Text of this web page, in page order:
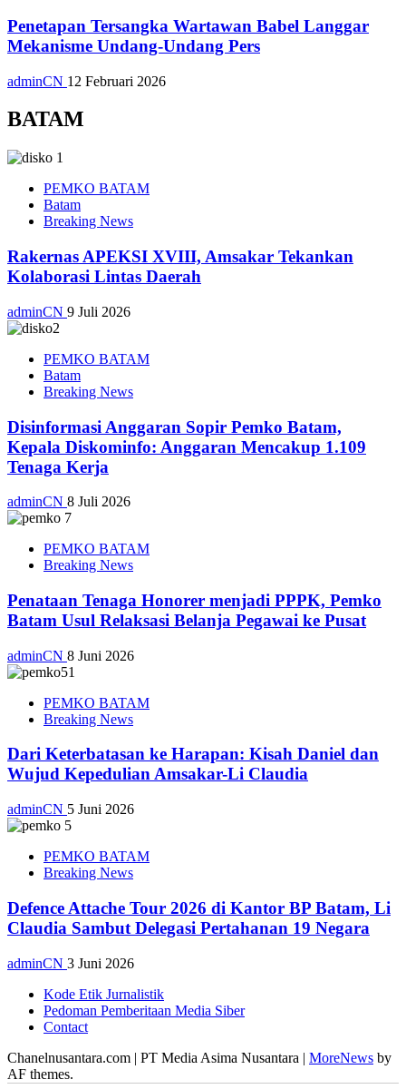
Penetapan Tersangka Wartawan Babel Langgar
Mekanisme Undang-Undang Pers
adminCN 12 Februari 2026
BATAM
PEMKO BATAM
Batam
Breaking News
Rakernas APEKSI XVIII, Amsakar Tekankan
Kolaborasi Lintas Daerah
adminCN 9 Juli 2026
PEMKO BATAM
Batam
Breaking News
Disinformasi Anggaran Sopir Pemko Batam,
Kepala Diskominfo: Anggaran Mencakup 1.109
Tenaga Kerja
adminCN 8 Juli 2026
PEMKO BATAM
Breaking News
Penataan Tenaga Honorer menjadi PPPK, Pemko
Batam Usul Relaksasi Belanja Pegawai ke Pusat
adminCN 8 Juni 2026
PEMKO BATAM
Breaking News
Dari Keterbatasan ke Harapan: Kisah Daniel dan
Wujud Kepedulian Amsakar-Li Claudia
adminCN 5 Juni 2026
PEMKO BATAM
Breaking News
Defence Attache Tour 2026 di Kantor BP Batam, Li
Claudia Sambut Delegasi Pertahanan 19 Negara
adminCN 3 Juni 2026
Kode Etik Jurnalistik
Pedoman Pemberitaan Media Siber
Contact
Chanelnusantara.com | PT Media Asima Nusantara | MoreNews by
AF themes.